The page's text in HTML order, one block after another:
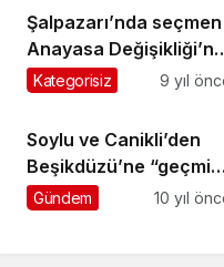
Şalpazarı’nda seçmen
Anayasa Değişikliği’ne
yüzde 73 Evet oyu
Kategorisiz 9 yıl
Soylu ve Canikli’den
Beşikdüzü’ne “geçmiş
olsun ziyareti”
Gündem 10 yıl